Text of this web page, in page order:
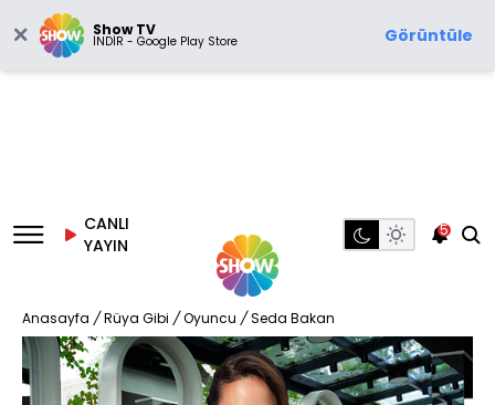
Show TV
İNDİR - Google Play Store Görüntüle
CANLI
YAYIN
5
Anasayfa / Rüya Gibi / Oyuncu / Seda Bakan